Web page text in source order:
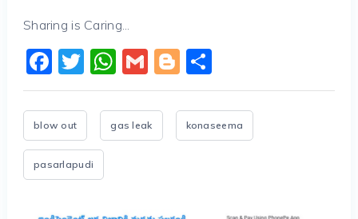
Sharing is Caring...
Facebook
Twitter
WhatsApp
GmailBlogger
Share
blow out gas leak konaseema
pasarlapudi